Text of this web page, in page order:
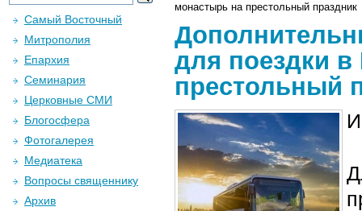
монастырь на престольный праздник
для поездки
престольный
Самый Восточный
Митрополия
Епархия
Семинария
Церковные СМИ
Блогосфера
Фотогалерея
Медиатека
Вопросы священнику
Архив